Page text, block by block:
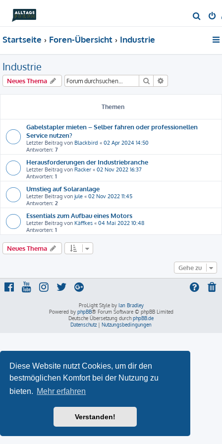
Diese Website nutzt Cookies, um dir den
bestmöglichen Komfort bei der Nutzung zu
bieten. Mehr erfahren
Verstanden!
u
Startseite Foren-Übersicht Industrie
Industrie
Neues Thema Suche
Themen
Gabelstapler mieten – Selber fahren oder professionellen
Service nutzen?
Letzter Beitrag von Blackbird « 02 Apr 2024 14:50
Antworten: 7
Herausforderungen der Industriebranche
Letzter Beitrag von Racker « 02 Nov 2022 16:37
Antworten: 1
Umstieg auf Solaranlage
Letzter Beitrag von jule « 02 Nov 2022 11:45
Antworten: 2
Essentials zum Aufbau eines Motors
Letzter Beitrag von Käffkes « 04 Mai 2022 10:48
Antworten: 1
Neues Thema
Gehe zu
ProLight Style by Ian Bradley
Powered by phpBB® Forum Software © phpBB Limited
Deutsche Übersetzung durch phpBB.de
Datenschutz | Nutzungsbedingungen